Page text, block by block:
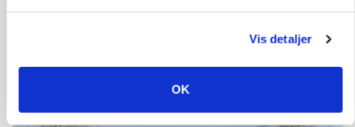
Vis detaljer
OK
»Nu stopper I«: Landbrugsdebattør og